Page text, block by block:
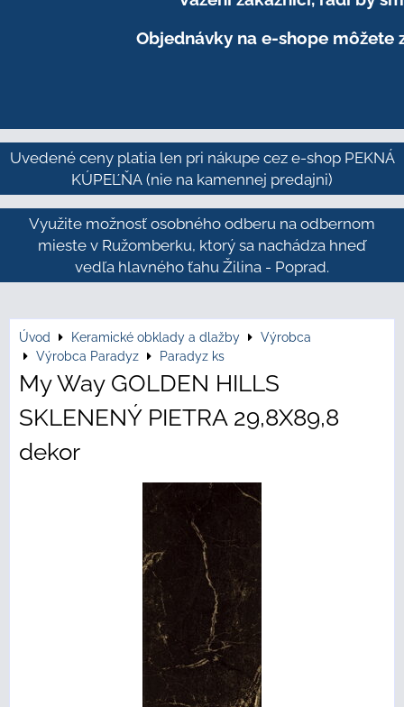
Objednávky na e-shope môžete
Uvedené ceny platia len pri nákupe cez e-shop PEKNÁ
KÚPEĽŇA (nie na kamennej predajni)
Využite možnosť osobného odberu na odbernom
mieste v Ružomberku, ktorý sa nachádza hneď
vedľa hlavného ťahu Žilina - Poprad.
Úvod Keramické obklady a dlažby
Výrobca
Výrobca Paradyz
Paradyz ks
My Way GOLDEN HILLS
SKLENENÝ PIETRA 29,8X89,8
dekor